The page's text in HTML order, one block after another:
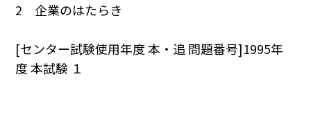
2 企業のはたらき
[センター試験使用年度 本・追 問題番号]1995年
度 本試験 １